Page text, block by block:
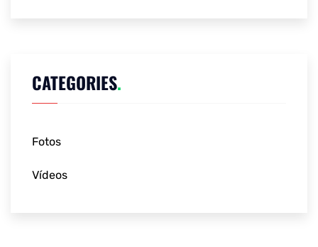
CATEGORIES.
Fotos
Vídeos